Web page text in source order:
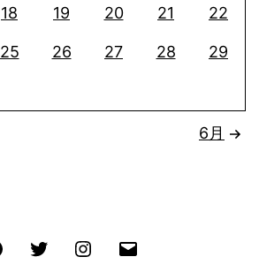
18 19 20 21 22
25 26 27 28 29
6月
FacebookTwitter Instagram